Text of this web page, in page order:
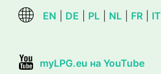
EN DE PL NL FR IT
myLPG.eu на YouTube